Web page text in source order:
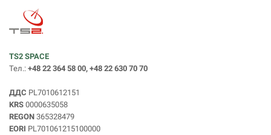
TS2 SPACE
Тел.: +48 22 364 58 00, +48 22 630 70 70
ДДС PL7010612151
KRS 0000635058
REGON 365328479
EORI PL701061215100000